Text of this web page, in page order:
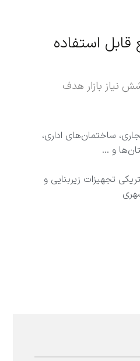
استفاده
نیاز بازار هدف
ساختمان‌های اداری،
و …
تجهیزات زیربنایی و